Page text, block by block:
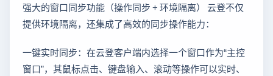
强大的窗口同步功能（操作同步 + 环境隔离） 云登不仅
提供环境隔离，还集成了高效的同步操作能力：
一键实时同步：在云登客户端内选择一个窗口作为“主控
窗口”，其鼠标点击、键盘输入、滚动等操作可以实时、